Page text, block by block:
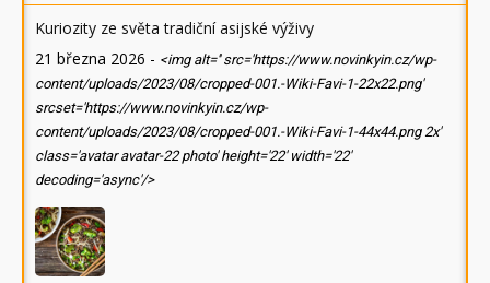
Kuriozity ze světa tradiční asijské výživy
21 března 2026 - <img alt='' src='https://www.novinkyin.cz/wp-
content/uploads/2023/08/cropped-001.-Wiki-Favi-1-22x22.png'
srcset='https://www.novinkyin.cz/wp-
content/uploads/2023/08/cropped-001.-Wiki-Favi-1-44x44.png 2x'
class='avatar avatar-22 photo' height='22' width='22'
decoding='async'/>